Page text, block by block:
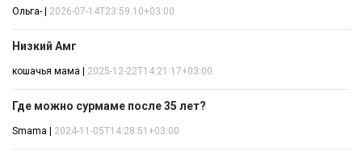
Ольга- 2026-07-14T23:59:10+03:00
Низкий Амг
кошачья мама 2025-12-22T14:21:17+03:00
Где можно сурмаме после 35 лет?
Smama 2024-11-05T14:28:51+03:00